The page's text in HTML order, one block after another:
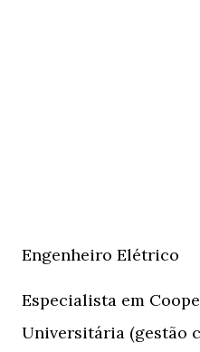
Engenheiro Elétrico
Especialista em
Universitária (gestão